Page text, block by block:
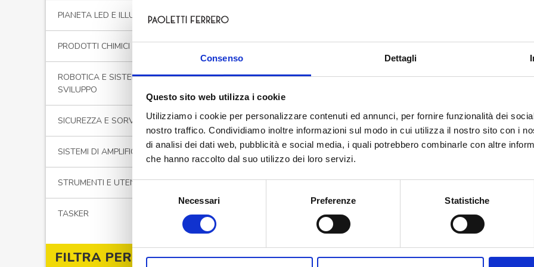
Consenso Dettagli
Questo sito web utilizza i cookie
Utilizziamo i cookie per personalizzare contenuti ed annunci, per fornire funzionalità dei
nostro traffico. Condividiamo inoltre informazioni sul modo in cui utilizza il nostro sito con i
di analisi dei dati web, pubblicità e social media, i quali potrebbero combinarle con altre
che hanno raccolto dal suo utilizzo dei loro servizi.
del
Necessari Preferenze Statistiche
PIANETA LED E ILLUMINAZIONE
PRODOTTI CHIMICI
ROBOTICA E SISTEMI DI
SVILUPPO
SICUREZZA E SORVEGLIANZA
SISTEMI DI AMPLIFICAZIONE
STRUMENTI E UTENSILI
TASKER
FILTRA PER PREZZO
ingresso
€485,00
-
Inverter
Onda
pura
3000W
-
+ -
Inverter
Onda
300W
-
+
INVERTER STABILIZZATORI E UPS
Inverter Onda pura 600W
Ingresso 24Vdc, Uscita
230Vac – off-grid
INVERTER STABILIZZATORI E UPS
Inverter onda sinusoidale
pura 24V 2000W